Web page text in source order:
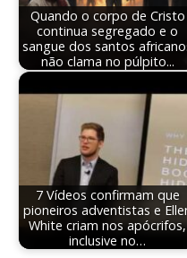
Quando o corpo de Cristo
continua segregado e o
sangue dos santos
não clama no púlpito...
7 Vídeos confirmam que
pioneiros adventistas e
White criam nos apócrifos,
inclusive no…